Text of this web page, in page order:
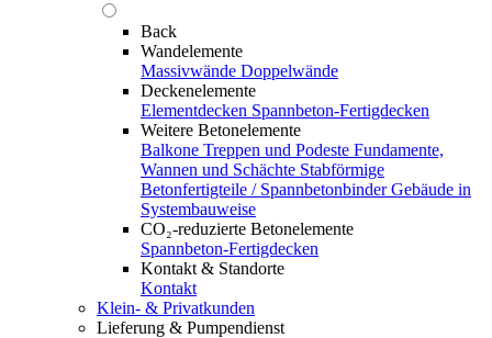
Back
Wandelemente
Massivwände Doppelwände
Deckenelemente
Elementdecken Spannbeton-Fertigdecken
Weitere Betonelemente
Balkone Treppen und Podeste Fundamente,
Wannen und Schächte Stabförmige
Betonfertigteile / Spannbetonbinder Gebäude in
Systembauweise
CO₂-reduzierte Betonelemente
Spannbeton-Fertigdecken
Kontakt & Standorte
Kontakt
Klein- & Privatkunden
Lieferung & Pumpendienst